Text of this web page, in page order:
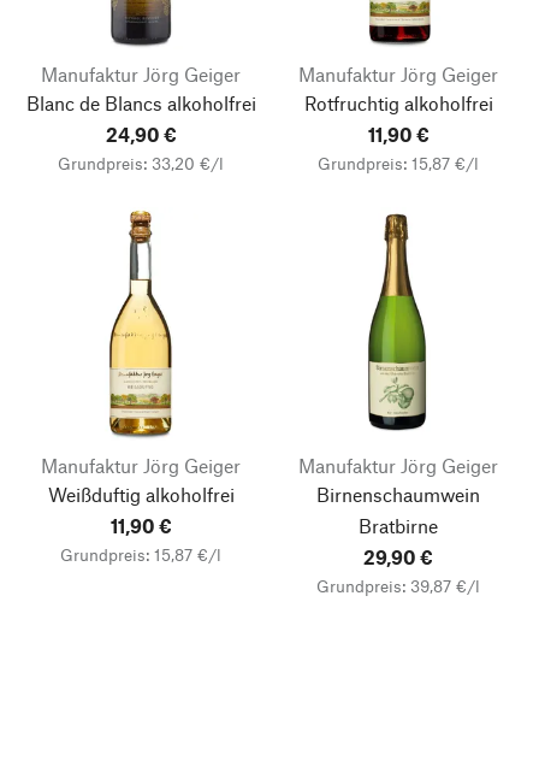
Manufaktur Jörg Geiger
Blanc de Blancs alkoholfrei
24,90 €
Grundpreis: 33,20 €/l
Manufaktur Jörg Geiger
Rotfruchtig alkoholfrei
11,90 €
Grundpreis: 15,87 €/l
Manufaktur Jörg Geiger
Weißduftig alkoholfrei
11,90 €
Grundpreis: 15,87 €/l
Manufaktur Jörg Geiger
Birnenschaumwein
Bratbirne
29,90 €
Grundpreis: 39,87 €/l